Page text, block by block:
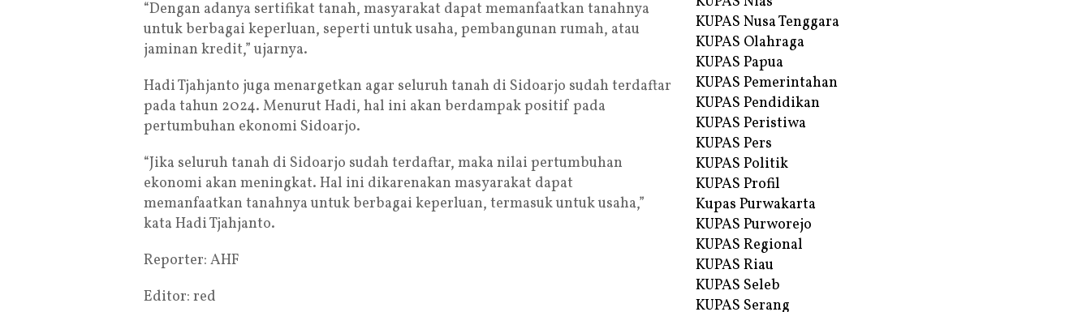
“Dengan adanya sertifikat tanah, masyarakat dapat memanfaatkan tanahnya
untuk berbagai keperluan, seperti untuk usaha, pembangunan rumah, atau
jaminan kredit,” ujarnya.
Hadi Tjahjanto juga menargetkan agar seluruh tanah di Sidoarjo sudah terdaftar
pada tahun 2024. Menurut Hadi, hal ini akan berdampak positif pada
pertumbuhan ekonomi Sidoarjo.
“Jika seluruh tanah di Sidoarjo sudah terdaftar, maka nilai pertumbuhan
ekonomi akan meningkat. Hal ini dikarenakan masyarakat dapat
memanfaatkan tanahnya untuk berbagai keperluan, termasuk untuk usaha,”
kata Hadi Tjahjanto.
Reporter: AHF
Editor: red
KUPAS Nusa Tenggara
KUPAS Olahraga
KUPAS Papua
KUPAS Pemerintahan
KUPAS Pendidikan
KUPAS Peristiwa
KUPAS Pers
KUPAS Politik
KUPAS Profil
Kupas Purwakarta
KUPAS Purworejo
KUPAS Regional
KUPAS Riau
KUPAS Seleb
KUPAS Serang